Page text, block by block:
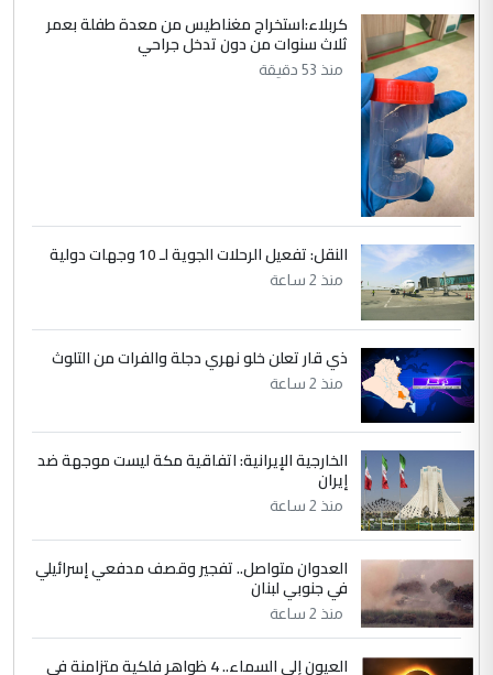
صلاح مهدي حسن
التعليق : صلاح مهدي حسن ...
الموضوع :
وتعديل استمارة قرعة الحج
كربلاء:استخراج مغناطيس من معدة طفلة بعمر
ثلاث سنوات من دون تدخل جراحي
منذ 53 دقيقة
النقل: تفعيل الرحلات الجوية لـ 10 وجهات دولية
منذ 2 ساعة
ذي قار تعلن خلو نهري دجلة والفرات من التلوث
منذ 2 ساعة
الخارجية الإيرانية: اتفاقية مكة ليست موجهة ضد
إيران
منذ 2 ساعة
العدوان متواصل.. تفجير وقصف مدفعي إسرائيلي
في جنوبي لبنان
منذ 2 ساعة
العيون إلى السماء.. 4 ظواهر فلكية متزامنة في